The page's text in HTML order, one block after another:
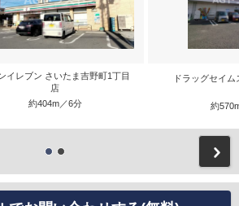
イレブン さいたま吉野町1丁目
店
約404m／6分
ドラッグセイ
約